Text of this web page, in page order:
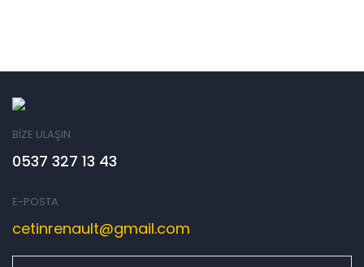
BİZE ULAŞIN
0537 327 13 43
E-POSTA
cetinrenault@gmail.com